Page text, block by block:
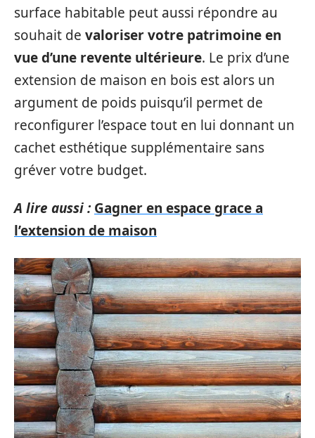
surface habitable peut aussi répondre au
souhait de valoriser votre patrimoine en
vue d’une revente ultérieure. Le prix d’une
extension de maison en bois est alors un
argument de poids puisqu’il permet de
reconfigurer l’espace tout en lui donnant un
cachet esthétique supplémentaire sans
gréver votre budget.
A lire aussi : Gagner en espace grace a
l’extension de maison